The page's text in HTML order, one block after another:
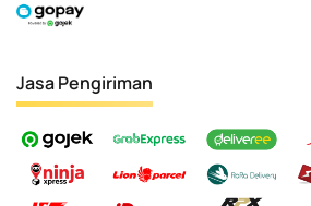
Jasa Pengiriman